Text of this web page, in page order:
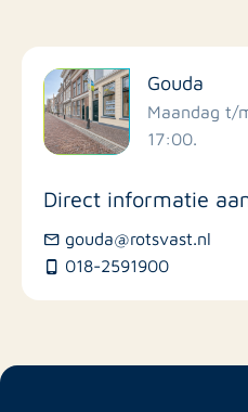
Gouda
Maandag t/
17:00.
Direct informatie
gouda@rotsvast.nl
018-2591900